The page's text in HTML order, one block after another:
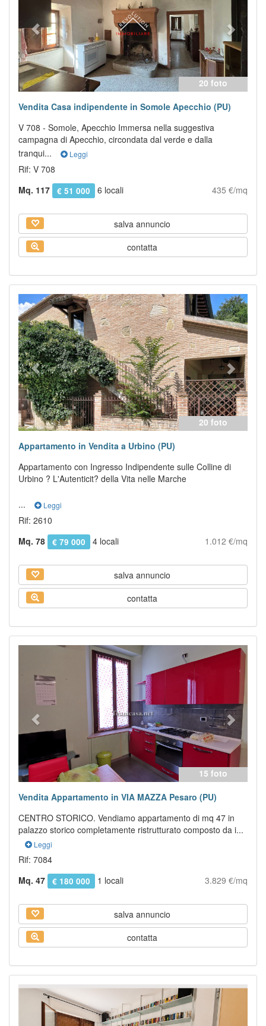
20 foto
Vendita Casa indipendente in Somole Apecchio (PU)
V 708 - Somole, Apecchio Immersa nella suggestiva
campagna di Apecchio, circondata dal verde e dalla
tranqui...
Leggi
Rif: V 708
Mq. 117
€ 51 000 6 locali 435 €/mq
salva annuncio
contatta
20 foto
Previous Next
Appartamento in Vendita a Urbino (PU)
Appartamento con Ingresso Indipendente sulle Colline di
Urbino ? L'Autenticit? della Vita nelle Marche
... Leggi
Rif: 2610
Mq. 78
€ 79 000 4 locali 1.012 €/mq
salva annuncio
contatta
15 foto
Previous Next
Vendita Appartamento in VIA MAZZA Pesaro (PU)
CENTRO STORICO. Vendiamo appartamento di mq 47 in
palazzo storico completamente ristrutturato composto da i...
Leggi
Rif: 7084
Mq. 47
€ 180 000 1 locali 3.829 €/mq
salva annuncio
contatta
Previous Next